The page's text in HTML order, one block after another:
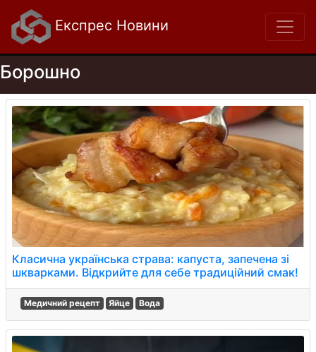
Експрес Новини
Борошно
Класична українська страва: капуста, запечена зі
шкварками. Відкрийте для себе традиційний смак!
Медичний рецепт Яйце Вода